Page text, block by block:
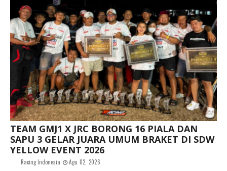
TEAM GMJ1 X JRC BORONG 16 PIALA DAN
SAPU 3 GELAR JUARA UMUM BRAKET DI SDW
YELLOW EVENT 2026
Racing Indonesia Agu 02, 2026